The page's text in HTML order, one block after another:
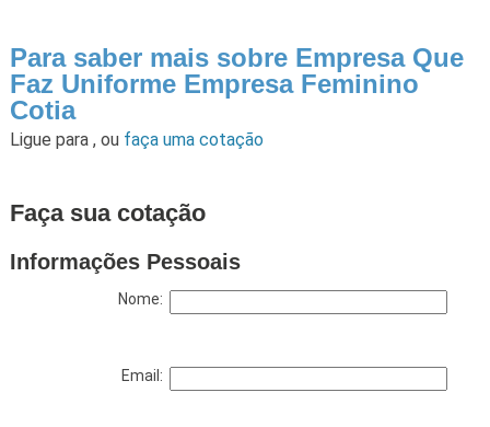
Para saber mais sobre Empresa Que
Faz Uniforme Empresa Feminino
Cotia
Ligue para , ou faça uma cotação
Faça sua cotação
Informações Pessoais
Nome:
Email: